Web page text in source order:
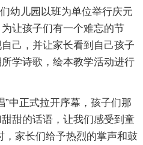
幼儿园以班为单位举行庆元
让孩子们有一个难忘的节
己，并让家长看到自己孩子
学诗歌，绘本教学活动进行
”中正式拉开序幕，孩子们那
甜的话语，让我们感受到童
家长们给予热烈的掌声和鼓